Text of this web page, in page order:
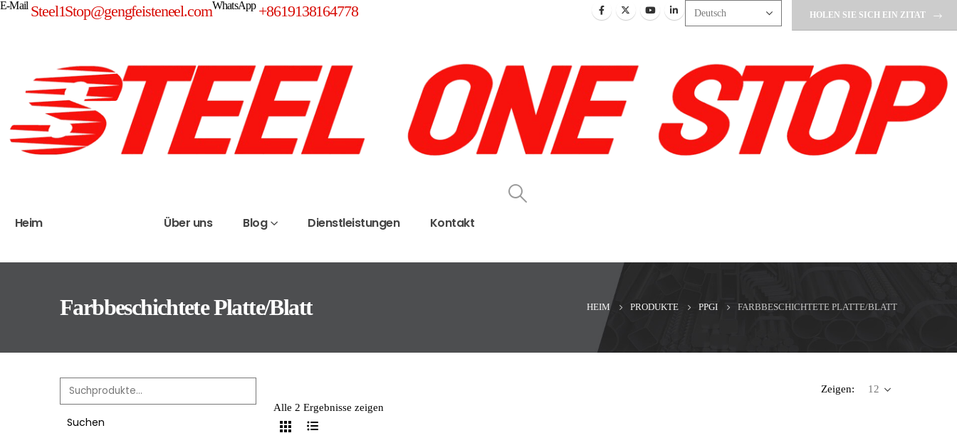
E-Mail Steel1Stop@gengfeisteneel.comWhatsApp +8619138164778 HOLEN SIE SICH EIN ZITAT
Heim Über uns Blog Dienstleistungen Kontakt
Farbbeschichtete Platte/Blatt HEIM PRODUKTE PPGI FARBBESCHICHTETE PLATTE/BLATT
Zeigen:
Alle 2 Ergebnisse zeigen
Suchen